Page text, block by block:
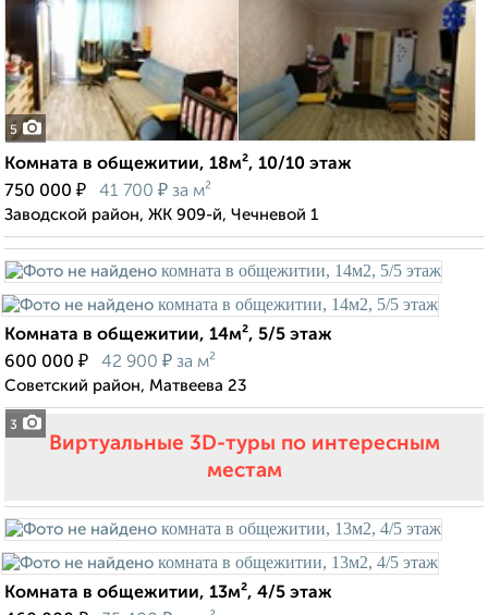
5
Комната в общежитии, 18м², 10/10 этаж
750 000 ₽ 41 700 ₽ за м²
Заводской район, ЖК 909-й, Чечневой 1
3
Комната в общежитии, 14м², 5/5 этаж
600 000 ₽ 42 900 ₽ за м²
Советский район, Матвеева 23
Виртуальные 3D-туры по интересным
местам
Комната в общежитии, 13м², 4/5 этаж